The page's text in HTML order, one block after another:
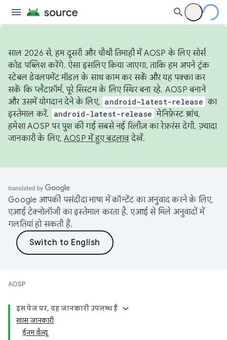
साल 2026 से, हम दूसरी और चौथी तिमाही में AOSP के लिए सोर्स
कोड पब्लिश करेंगे. ऐसा इसलिए किया जाएगा, ताकि हम अपने ट्रंक
स्टेबल डेवलपमेंट मॉडल के साथ काम कर सकें और यह पक्का कर
सकें कि प्लैटफ़ॉर्म, पूरे सिस्टम के लिए स्थिर बना रहे. AOSP बनाने
और उसमें योगदान देने के लिए, android-latest-release का
इस्तेमाल करें.
android-latest-release मेनिफ़ेस्ट ब्रांच,
हमेशा AOSP पर पुश की गई सबसे नई रिलीज़ का रेफ़रंस देगी. ज़्यादा
जानकारी के लिए, AOSP में हुए बदलावदेखें.
Google आपकी पसंदीदा भाषा में कॉन्टेंट का अनुवाद करने के लिए,
एआई टेक्नोलॉजी का इस्तेमाल करता है. एआई से मिले अनुवादों में
गलतियां हो सकती हैं.
AOSP
इस पेज पर, यह जानकारी उपलब्ध है
खास जानकारी
ईनम वैल्यू